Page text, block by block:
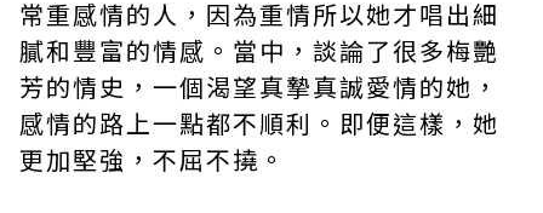
常重感情的人，因為重情所以她才唱出細
膩和豐富的情感。當中，談論了很多梅艷
芳的情史，一個渴望真摯真誠愛情的她，
感情的路上一點都不順利。即便這樣，她
更加堅強，不屈不撓。